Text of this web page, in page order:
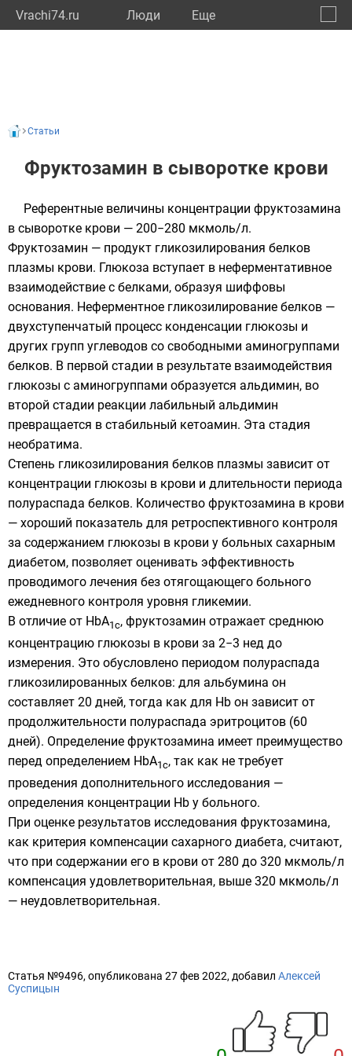
Vrachi74.ru Люди Eще
Статьи
Фруктозамин в сыворотке крови
Референтные величины концентрации фруктозамина
в сыворотке крови — 200−280 мкмоль/л.
Фруктозамин — продукт гликозилирования белков
плазмы крови. Глюкоза вступает в неферментативное
взаимодействие с белками, образуя шиффовы
основания. Неферментное гликозилирование белков —
двухступенчатый процесс конденсации глюкозы и
других групп углеводов со свободными аминогруппами
белков. В первой стадии в результате взаимодействия
глюкозы с аминогруппами образуется альдимин, во
второй стадии реакции лабильный альдимин
превращается в стабильный кетоамин. Эта стадия
необратима.
Степень гликозилирования белков плазмы зависит от
концентрации глюкозы в крови и длительности периода
полураспада белков. Количество фруктозамина в крови
— хороший показатель для ретроспективного контроля
за содержанием глюкозы в крови у больных сахарным
диабетом, позволяет оценивать эффективность
проводимого лечения без отягощающего больного
ежедневного контроля уровня гликемии.
В отличие от HbA1c, фруктозамин отражает среднюю
концентрацию глюкозы в крови за 2−3 нед до
измерения. Это обусловлено периодом полураспада
гликозилированных белков: для альбумина он
составляет 20 дней, тогда как для Hb он зависит от
продолжительности полураспада эритроцитов (60
дней). Определение фруктозамина имеет преимущество
перед определением HbA1c, так как не требует
проведения дополнительного исследования —
определения концентрации Hb у больного.
При оценке результатов исследования фруктозамина,
как критерия компенсации сахарного диабета, считают,
что при содержании его в крови от 280 до 320 мкмоль/л
компенсация удовлетворительная, выше 320 мкмоль/л
— неудовлетворительная.
Статья №9496, опубликована 27 фев 2022, добавил Алексей
Суспицын